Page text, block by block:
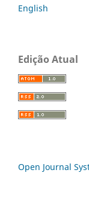
English
Edição Atual
Open Journal